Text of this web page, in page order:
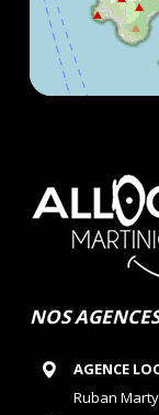
NOS AGENCES
AGENCE
Ruban